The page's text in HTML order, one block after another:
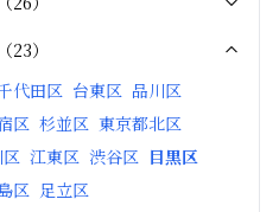
（23）
代田区 台東区 品川区
区 杉並区 東京都北区
江東区 渋谷区 目黒区
区 足立区